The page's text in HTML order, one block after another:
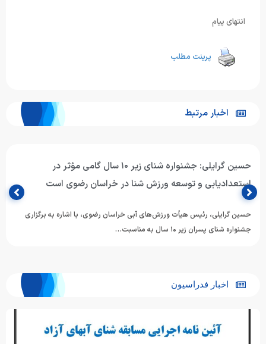
انتهای پیام
پرینت مطلب
اخبار مرتبط
حسین گرایلی: جشنواره شنای زیر ۱۰ سال گامی مؤثر در
استعدادیابی و توسعه ورزش شنا در خراسان رضوی است
حسین گرایلی، رئیس هیأت ورزش‌های آبی خراسان رضوی، با اشاره به برگزاری
جشنواره شنای پسران زیر ۱۰ سال به مناسبت…
اخبار فدراسیون